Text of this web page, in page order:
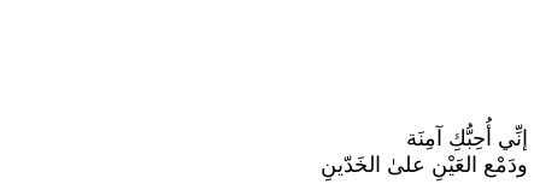
إنِّي أُحِبُّكِ آمِنَة
ودَمْع العَيْنِ علىٰ الخَدّينِ